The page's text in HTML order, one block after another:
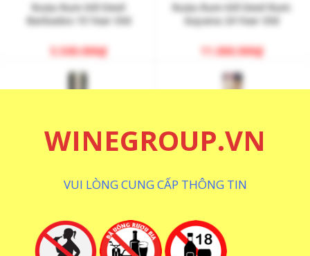
WINEGROUP.VN
VUI LÒNG CUNG CẤP THÔNG TIN
Rượu Rum Kill Devil
Barbados 15 Year Old
5.500.000₫
Rượu Rum Kill Devil Rum
Guyana 24 Year Old
11.000.000₫
Rượu Rum Kill Devil Trinidad
Caroni 24 Year Old
Rượu Sampan Rhum Cellar
Series Bourbon Cerise